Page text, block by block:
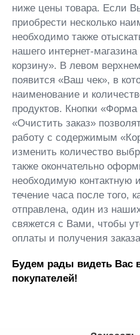
ниже цены товара. Если
приобрести несколько
необходимо также
нашего интернет-
корзину». В левом
появится «Ваш чек», в
наименование и
продуктов. Кнопки «Форма
«Очистить заказ»
работу с содержимым
изменить количество
также окончательно
необходимую
течение часа после того,
отправлена, один из
свяжется с Вами, чтобы
оплаты и получения
Будем рады видеть Вас
покупателей!